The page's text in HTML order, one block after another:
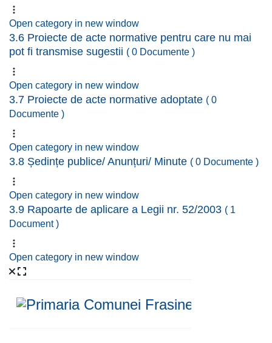
Open category in new window
3.6 Proiecte de acte normative pentru care nu mai
pot fi transmise sugestii ( 0 Documente )
Open category in new window
3.7 Proiecte de acte normative adoptate ( 0
Documente )
Open category in new window
3.8 Ședințe publice/ Anunțuri/ Minute ( 0 Documente )
Open category in new window
3.9 Rapoarte de aplicare a Legii nr. 52/2003 ( 1
Document )
Open category in new window